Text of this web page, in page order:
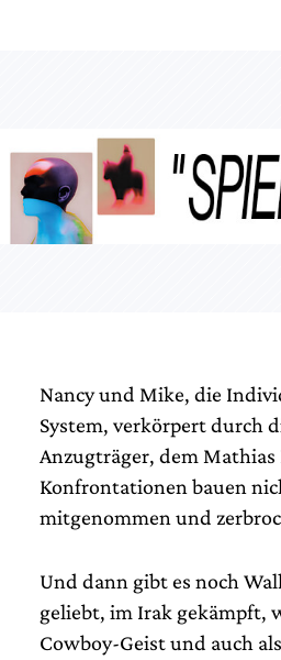
Nancy und Mike, die
System, verkörpert durch
Anzugträger, dem
Konfrontationen bauen
mitgenommen und
Und dann gibt es noch
geliebt, im Irak gekämpft,
Cowboy-Geist und auch